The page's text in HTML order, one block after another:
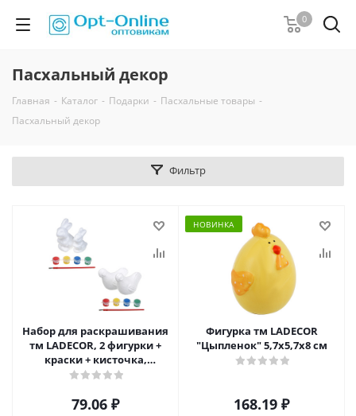
0
Пасхальный декор
Главная - Каталог - Подарки - Пасхальные товары -
Пасхальный декор
Фильтр
Набор для раскрашивания
тм LADECOR, 2 фигурки +
краски + кисточка,
пенопласт, 2 дизайна
79.06 ₽
НОВИНКА
Фигурка тм LADECOR
"Цыпленок" 5,7x5,7x8 см
168.19 ₽